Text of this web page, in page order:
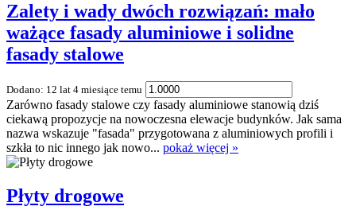
Zalety i wady dwóch rozwiązań: mało
ważące fasady aluminiowe i solidne
fasady stalowe
Dodano: 12 lat 4 miesiące temu
Zarówno fasady stalowe czy fasady aluminiowe stanowią dziś
ciekawą propozycje na nowoczesna elewacje budynków. Jak sama
nazwa wskazuje "fasada" przygotowana z aluminiowych profili i
szkła to nic innego jak nowo... pokaż więcej »
Płyty drogowe